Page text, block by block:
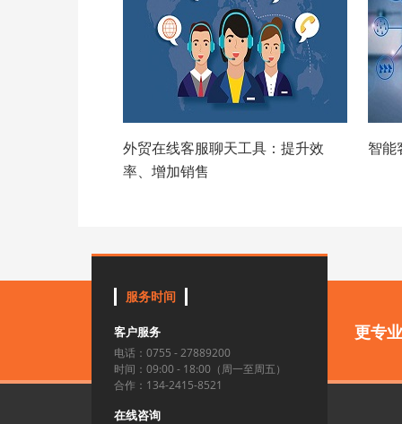
外贸在线客服聊天工具：提升效
率、增加销售
智能
更专
服务时间
客户服务
电话：0755 - 27889200
时间：09:00 - 18:00（周一至周五）
合作：134-2415-8521
在线咨询